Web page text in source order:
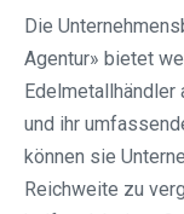
Die
Agentur» bietet
und ihr
können sie
Reichweite zu